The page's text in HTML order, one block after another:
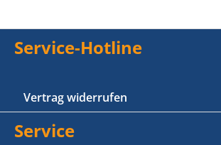
Service-Hotline
Vertrag widerrufen
Service